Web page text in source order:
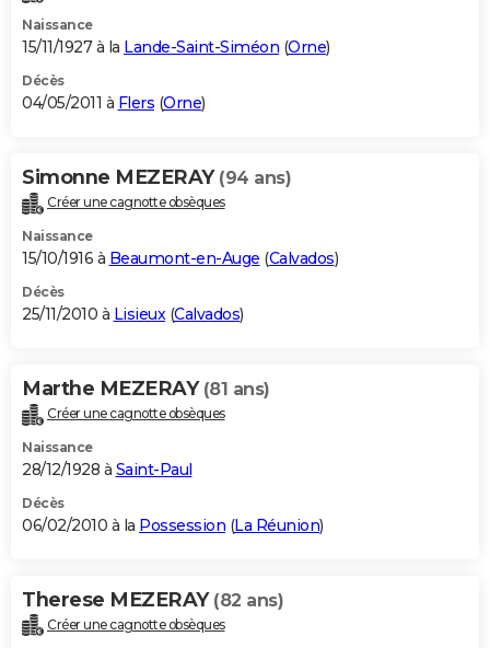
Naissance
15/11/1927 à la Lande-Saint-Siméon (Orne)
Décès
04/05/2011 à Flers (Orne)
Simonne MEZERAY (94 ans)
Créer une cagnotte obsèques
Naissance
15/10/1916 à Beaumont-en-Auge (Calvados)
Décès
25/11/2010 à Lisieux(Calvados)
Marthe MEZERAY (81 ans)
Créer une cagnotte obsèques
Naissance
28/12/1928 à Saint-Paul
Décès
06/02/2010 à la Possession (La Réunion)
Therese MEZERAY (82 ans)
Créer une cagnotte obsèques